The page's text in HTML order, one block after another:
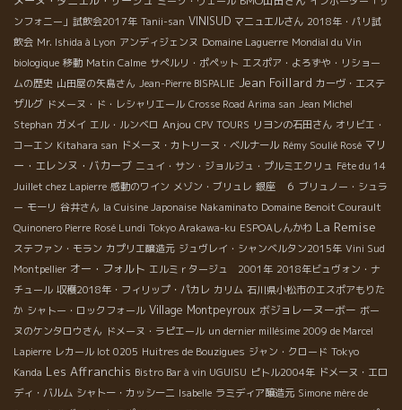
ンフォニー」試飲会2017年 Tanii-san VINISUD マニュエルさん 2018年・パリ試
飲会 Mr. Ishida à Lyon アンディジェンヌ Domaine Laguerre Mondial du Vin
biologique 移動 Matin Calme サぺルリ・ポペット エスポア・よろずや・リショー
ムの歴史 山田屋の矢島さん Jean-Pierre BISPALIE Jean Foillard カーヴ・エステ
ザルグ ドメーヌ・ド・レシャリエール Crosse Road Arima san Jean Michel
Stephan ガメイ エル・ルンベロ Anjou CPV TOURS リヨンの石田さん オリビエ・
コーエン Kitahara san ドメーヌ・カトリーヌ・ベルナール Rémy Soulié Rosé マリ
ー・エレンヌ・バカーブ ニュイ・サン・ジョルジュ・プルミエクリュ Fête du 14
Juillet chez Lapierre 感動のワイン メゾン・ブリュレ 銀座 ６ ブリュノー・シュラ
ー モーリ 谷井さん la Cuisine Japonaise Nakaminato Domaine Benoit Courault
Quinonero Pierre Rosé Lundi Tokyo Arakawa-ku ESPOAしんかわ La Remise
ステファン・モラン カプリエ醸造元 ジュヴレイ・シャンベルタン2015年 Vini Sud
Montpellier オー・フォルト エルミｒタージュ 2001年 2018年ビュヴォン・ナ
チュール 収穫2018年・フィリップ・パカレ カリム 石川県小松市のエスポアもりた
か シャトー・ロックフォール Village Montpeyroux ボジョレーヌーボー ボー
ヌのケンタロウさん ドメーヌ・ラピエール un dernier millésime 2009 de Marcel
Lapierre レカール lot 0205 Huitres de Bouzigues ジャン・クロード Tokyo
Kanda Les Affranchis Bistro Bar à vin UGUISU ピトル2004年 ドメーヌ・エロ
ディ・バルム シャトー・カッシーニ Isabelle ラミディア醸造元 Simone mère de